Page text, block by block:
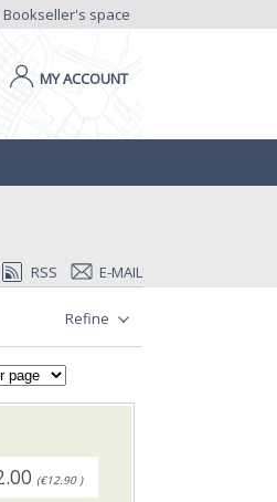
Bookseller's space
MY ACCOUNT
RSS E-MAIL
Refine
(€12.90 )